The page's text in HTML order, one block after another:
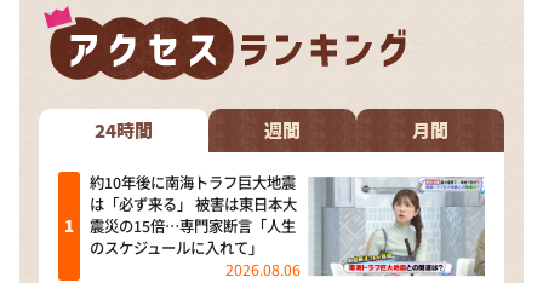
教えて！ニュースライブ 正義のミカタ
ＬＩＦＥ～夢のカタチ～
新婚さんいらっしゃい！
ポツンと一軒家
ザキ山小屋本館
ぺこぱのまるスポ
24時間 週間 月間
約10年後に南海トラフ巨大地震
は「必ず来る」 被害は東日本大
震災の15倍…専門家断言「人生
のスケジュールに入れて」
2026.08.06